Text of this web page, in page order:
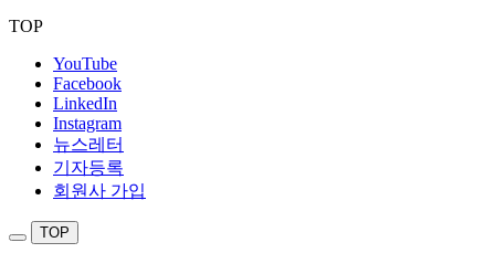
TOP
YouTube
Facebook
LinkedIn
Instagram
뉴스레터
기자등록
회원사 가입
TOP